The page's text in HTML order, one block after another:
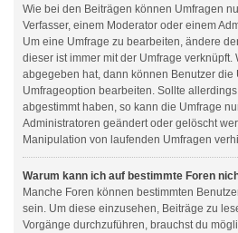
Wie bei den Beiträgen können Umfragen
Verfasser, einem Moderator oder einem
Um eine Umfrage zu bearbeiten, ändere
dieser ist immer mit der Umfrage
abgegeben hat, dann können Benutzer die
Umfrageoption bearbeiten. Sollte
abgestimmt haben, so kann die Umfrage
Administratoren geändert oder gelöscht
Manipulation von laufenden Umfragen
Warum kann ich auf bestimmte Foren
Manche Foren können bestimmten
sein. Um diese einzusehen, Beiträge zu
Vorgänge durchzuführen, brauchst du